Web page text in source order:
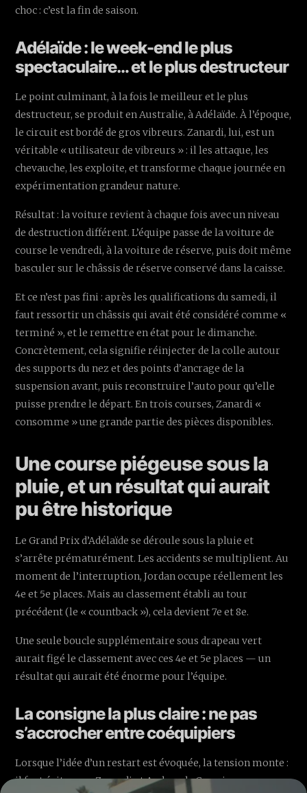
choc : c’est la fin de saison.
Adélaïde : le week-end le plus
spectaculaire… et le plus destructeur
Le point culminant, à la fois le meilleur et le plus
destructeur, se produit en Australie, à Adélaïde. À l’époque,
le circuit est bordé de gros vibreurs. Zanardi, lui, est un
véritable « utilisateur de vibreurs » : il les attaque, les
chevauche, les exploite, et transforme chaque journée en
expérimentation grandeur nature.
Résultat : la voiture revient à chaque fois avec un niveau
de destruction différent. L’équipe passe de la voiture de
course le vendredi, à la voiture de réserve, puis doit même
basculer sur le châssis de réserve conservé dans la caisse.
Et ce n’est pas fini : après les qualifications du samedi, il
faut ressortir un châssis qui avait été considéré comme «
terminé », et le remettre en état pour le dimanche.
Concrètement, cela signifie réinjecter de la colle autour
des supports du nez et des points d’ancrage de la
suspension avant, puis reconstruire l’auto pour qu’elle
puisse prendre le départ. En trois courses, Zanardi «
consomme » une grande partie des pièces disponibles.
Une course piégeuse sous la
pluie, et un résultat qui aurait
pu être historique
Le Grand Prix d’Adélaïde se déroule sous la pluie et
s’arrête prématurément. Les accidents se multiplient. Au
moment de l’interruption, Jordan occupe réellement les
4e et 5e places. Mais au classement établi au tour
précédent (le « countback »), cela devient 7e et 8e.
Une seule boucle supplémentaire sous drapeau vert
aurait figé le classement avec ces 4e et 5e places — un
résultat qui aurait été énorme pour l’équipe.
La consigne la plus claire : ne pas
s’accrocher entre coéquipiers
Lorsque l’idée d’un restart est évoquée, la tension monte :
il faut éviter que Zanardi et Andrea de Cesaris ne se